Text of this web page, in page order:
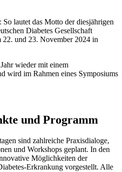
lautet das Motto der diesjährigen
Diabetes Gesellschaft
und 23. November 2024 in
wieder mit einem
wird im Rahmen eines Symposiums
und Programm
sind zahlreiche Praxisdialoge,
und Workshops geplant. In den
Möglichkeiten der
Erkrankung vorgestellt. Alle